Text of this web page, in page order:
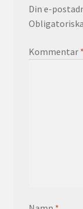
Din e-
Kommentar *